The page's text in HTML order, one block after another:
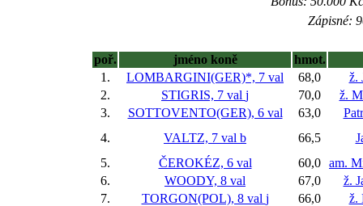
Zápisné:
poř. jméno koně
hmot.
1.
LOMBARGINI(GER)*, 7 val 68,0
ž.
2.
STIGRIS, 7 val j 70,0
ž.
3.
SOTTOVENTO(GER), 6 val 63,0
4.
VALTZ, 7 val b 66,5
5.
ČEROKÉZ, 6 val 60,0 am.
6.
WOODY, 8 val 67,0
ž.
7.
TORGON(POL), 8 val j 66,0
ž.